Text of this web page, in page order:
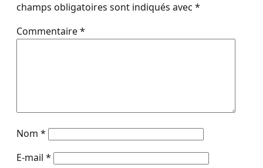
champs obligatoires sont indiqués avec *
Commentaire*
Nom *
E-mail *